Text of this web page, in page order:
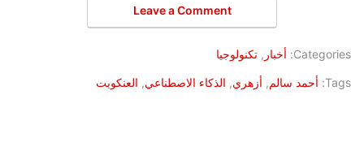
Leave a Comment
Categories: أخبار , تكنولوجيا
Tags: أحمد سالم, أزهري, الذكاء الاصطناعي, العنكوبت